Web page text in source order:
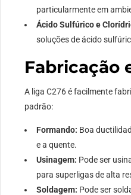
particularmente em
Ácido Sulfúrico e
soluções de ácido
Fabricação
A liga C276 é facilmente
padrão:
Formando: Boa
e a quente.
Usinagem: Pode ser
para superligas de alta
Soldagem: Pode ser